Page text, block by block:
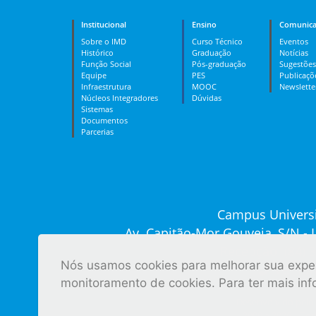
Nós usamos cookies para melhorar sua
monitoramento de cookies. Para ter mais
Institucional
Sobre o IMD
Histórico
Função Social
Equipe
Infraestrutura
Núcleos Integradores
Sistemas
Documentos
Parcerias
Ensino
Curso Técnico
Graduação
Pós-graduação
PES
MOOC
Dúvidas
Eventos
Notícias
Campus
Av. Capitão-Mor Gouveia, S/N -
Ver